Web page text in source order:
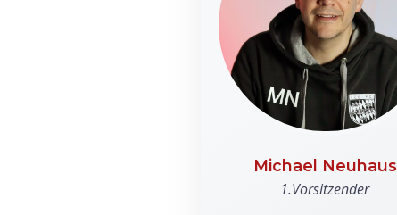
Michael Neuhaus
1.Vorsitzender